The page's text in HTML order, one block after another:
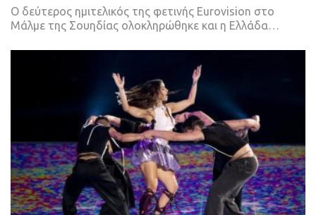
Ο δεύτερος ημιτελικός της φετινής Eurovision στο
Μάλμε της Σουηδίας ολοκληρώθηκε και η Ελλάδα…